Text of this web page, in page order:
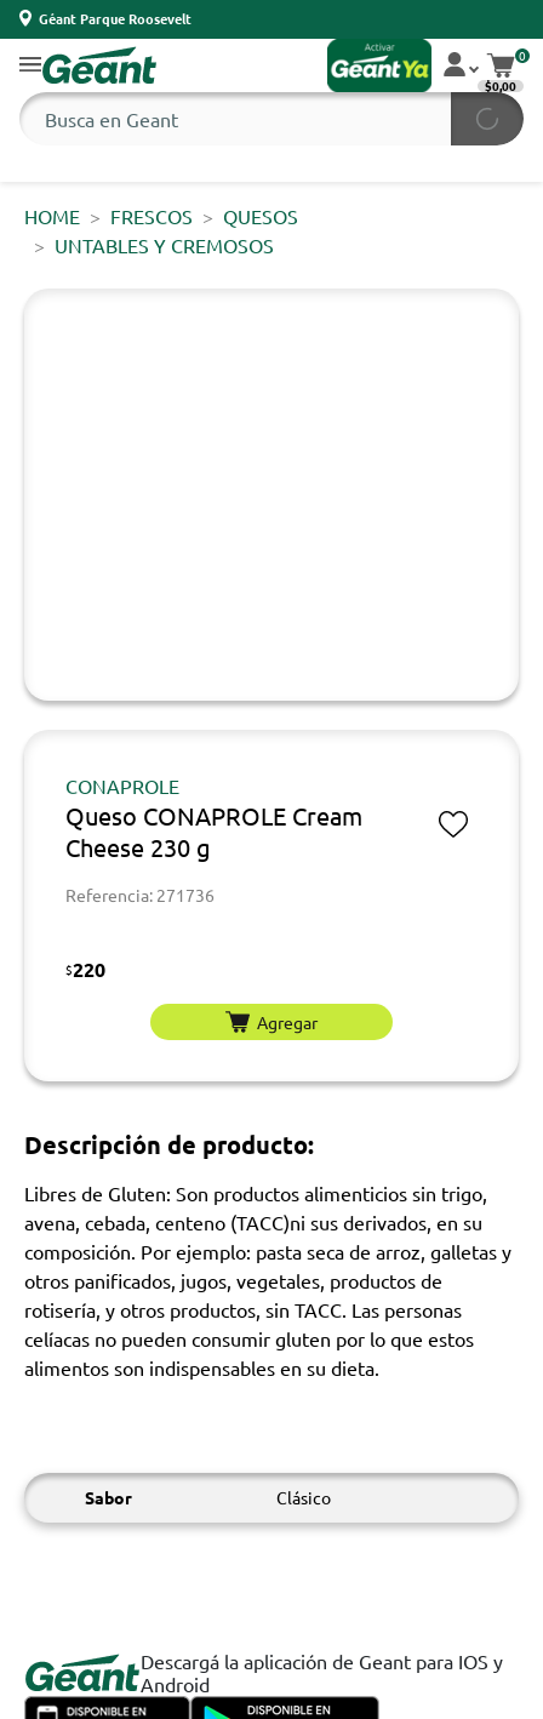
Géant Parque Roosevelt
0
$0,00
HOME FRESCOS
QUESOS
UNTABLES Y CREMOSOS
CONAPROLE
Queso CONAPROLE Cream
Cheese 230 g
Referencia: 271736
$220
Agregar
Descripción de producto:
Libres de Gluten: Son productos alimenticios sin trigo,
avena, cebada, centeno (TACC)ni sus derivados, en su
composición. Por ejemplo: pasta seca de arroz, galletas y
otros panificados, jugos, vegetales, productos de
rotisería, y otros productos, sin TACC. Las personas
celíacas no pueden consumir gluten por lo que estos
alimentos son indispensables en su dieta.
Sabor Clásico
Descargá la aplicación de Geant para IOS y
Android